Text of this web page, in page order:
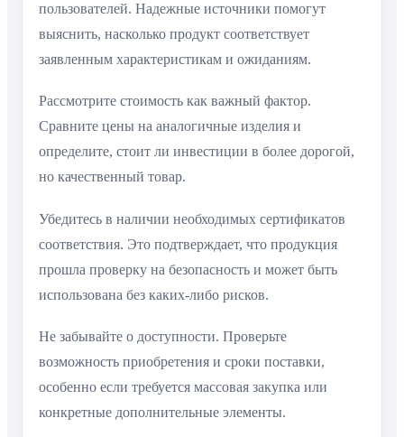
пользователей. Надежные источники помогут
выяснить, насколько продукт соответствует
заявленным характеристикам и ожиданиям.
Рассмотрите стоимость как важный фактор.
Сравните цены на аналогичные изделия и
определите, стоит ли инвестиции в более дорогой,
но качественный товар.
Убедитесь в наличии необходимых сертификатов
соответствия. Это подтверждает, что продукция
прошла проверку на безопасность и может быть
использована без каких-либо рисков.
Не забывайте о доступности. Проверьте
возможность приобретения и сроки поставки,
особенно если требуется массовая закупка или
конкретные дополнительные элементы.